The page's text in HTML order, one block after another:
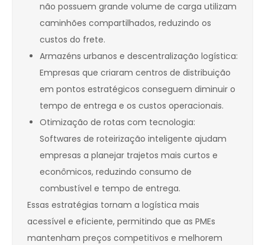
não possuem grande volume de carga utilizam
caminhões compartilhados, reduzindo os
custos do frete.
Armazéns urbanos e descentralização logística:
Empresas que criaram centros de distribuição
em pontos estratégicos conseguem diminuir o
tempo de entrega e os custos operacionais.
Otimização de rotas com tecnologia:
Softwares de roteirização inteligente ajudam
empresas a planejar trajetos mais curtos e
econômicos, reduzindo consumo de
combustível e tempo de entrega.
Essas estratégias tornam a logística mais
acessível e eficiente, permitindo que as PMEs
mantenham preços competitivos e melhorem